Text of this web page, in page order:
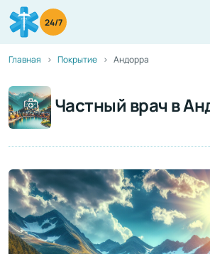
24/7
Главная Покрытие Андорра
Частный врач в